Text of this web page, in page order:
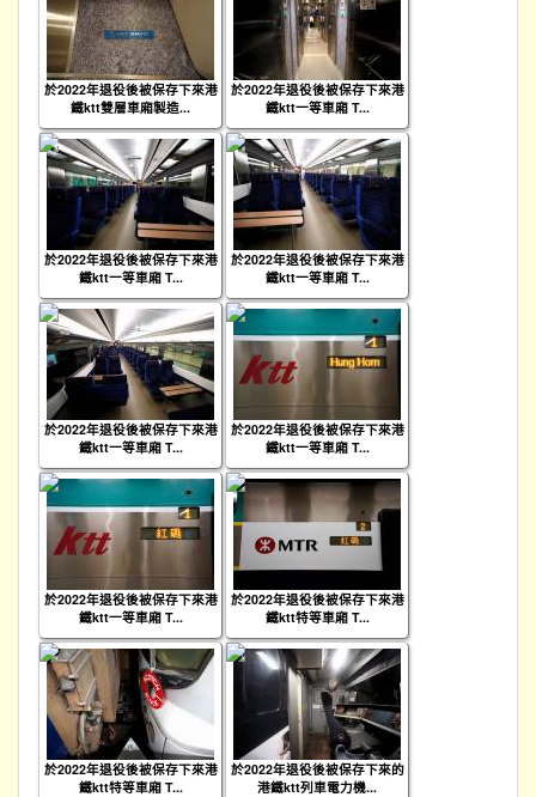
於2022年退役後被保存下來港
鐵ktt雙層車廂製造...
於2022年退役後被保存下來港
鐵ktt一等車廂 T...
於2022年退役後被保存下來港
鐵ktt一等車廂 T...
於2022年退役後被保存下來港
鐵ktt一等車廂 T...
於2022年退役後被保存下來港
鐵ktt一等車廂 T...
於2022年退役後被保存下來港
鐵ktt一等車廂 T...
於2022年退役後被保存下來港
鐵ktt一等車廂 T...
於2022年退役後被保存下來港
鐵ktt特等車廂 T...
於2022年退役後被保存下來港
鐵ktt特等車廂 T...
於2022年退役後被保存下來的
港鐵ktt列車電力機...